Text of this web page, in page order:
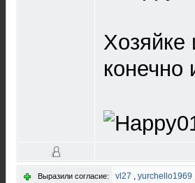
Выразили согласие: vl27 , yurchello1969